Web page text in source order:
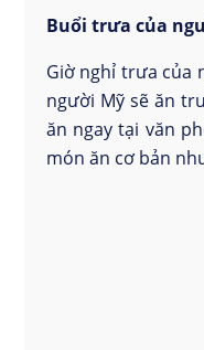
Buổi trưa của
Giờ nghỉ trưa của
người Mỹ sẽ ăn
ăn ngay tại văn
món ăn cơ bản